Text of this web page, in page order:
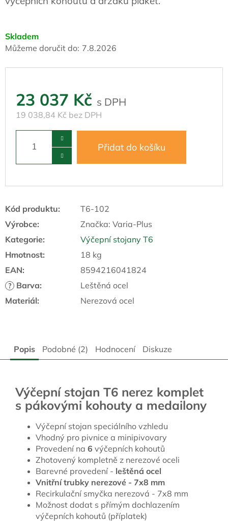
Skladem
Můžeme doručit do: 7.8.2026
23 037 Kč
19 038,84 Kč bez DPH
Přidat do košíku
Kód produktu:
T6-102
Výrobce:
Značka: Varia-Plus
Kategorie:
Výčepní stojany T6
Hmotnost:
18 kg
EAN: 8594216041824
? Barva:
Leštěná ocel
Materiál: Nerezová ocel
Popis Podobné (2) Hodnocení Diskuze
Výčepní stojan T6 nerez komplet
s pákovými kohouty a medailony
Výčepní stojan speciálního vzhledu
Vhodný pro pivnice a minipivovary
Provedení na 6 výčepních kohoutů
Zhotovený kompletně z nerezové oceli
Barevné provedení - leštěná ocel
Vnitřní trubky nerezové - 7x8 mm
Recirkulační smyčka nerezová - 7x8 mm
Možnost dodat s přímým dochlazením
výčepních kohoutů (příplatek)